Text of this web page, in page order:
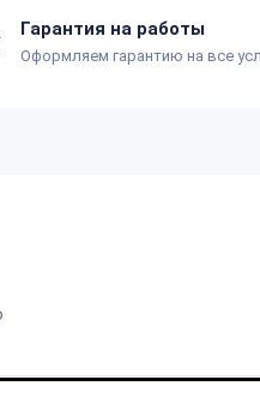
Гарантия на работы
Оформляем гарантию на все